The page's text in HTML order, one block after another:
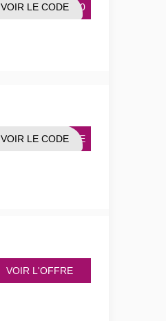
NE30
VOIR LE CODE
ENUE
VOIR LE CODE
VOIR L'OFFRE